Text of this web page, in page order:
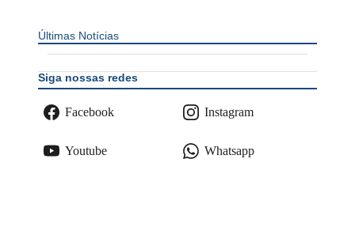
Últimas Notícias
Siga nossas redes
Facebook Instagram
Youtube Whatsapp